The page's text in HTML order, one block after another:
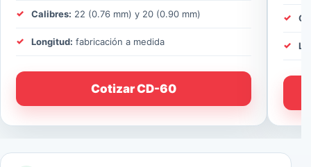
Calibres: 22 (0.76 mm) y 20 (0.90 mm)
Longitud: fabricación a medida
Cotizar CD-60